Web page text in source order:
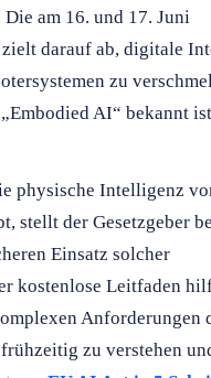
am 16. und 17. Juni
darauf ab, digitale
zu
AI“ bekannt
physische Intelligenz
stellt der Gesetzgeber
Einsatz solcher
kostenlose Leitfaden
Anforderungen
zu verstehen